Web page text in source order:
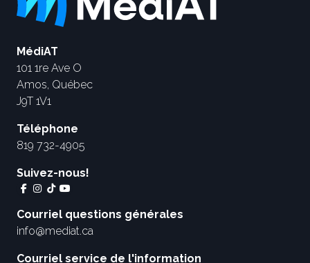
MédiAT
101 1re Ave O
Amos, Québec
J9T 1V1
Téléphone
819 732-4905
Suivez-nous!
Courriel questions générales
info@mediat.ca
Courriel service de l'information